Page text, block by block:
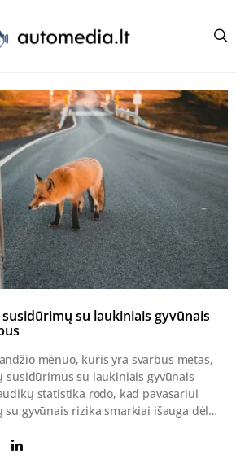
su laukiniais gyvūnais
mėnuo, kuris yra svarbus metas,
susidūrimus su laukiniais gyvūnais
statistika rodo, kad pavasariui
gyvūnais rizika smarkiai išauga dėl…